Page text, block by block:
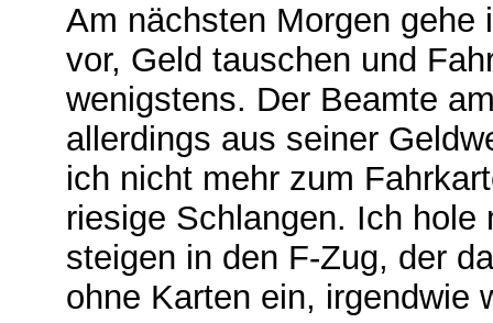
Am nächsten Morgen
vor, Geld tauschen und
wenigstens. Der Beamte
allerdings aus seiner
ich nicht mehr zum
riesige Schlangen. Ich
steigen in den F-Zug, der
ohne Karten ein, irgendwie